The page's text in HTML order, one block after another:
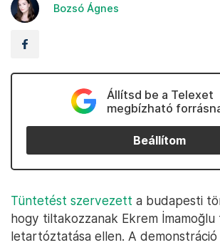
Bozsó Ágnes
Állítsd be a Telexet
megbízható
Beállítom
Tüntetést szervezett a budapesti
hogy tiltakozzanak Ekrem
letartóztatása ellen. A demonstráció